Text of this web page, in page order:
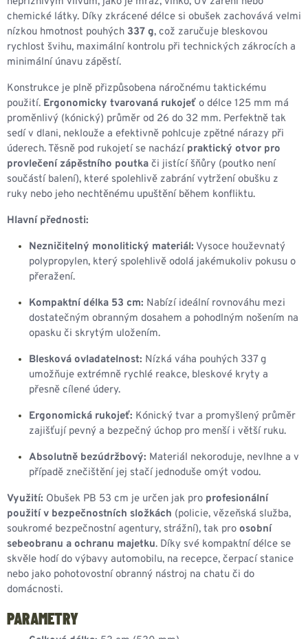
chemické látky. Díky zkrácené délce si obušek zachovává velmi
nízkou hmotnost pouhých 337 g, což zaručuje bleskovou
rychlost švihu, maximální kontrolu při technických zákrocích a
minimální únavu zápěstí.
Konstrukce je plně přizpůsobena náročnému taktickému
použití. Ergonomicky tvarovaná rukojeť o délce 125 mm má
proměnlivý (kónický) průměr od 26 do 32 mm. Perfektně tak
sedí v dlani, neklouže a efektivně pohlcuje zpětné nárazy při
úderech. Těsně pod rukojetí se nachází praktický otvor pro
provlečení zápěstního poutka či jistící šňůry (poutko není
součástí balení), které spolehlivě zabrání vytržení obušku z
ruky nebo jeho nechtěnému upuštění během konfliktu.
Hlavní přednosti:
Nezničitelný monolitický materiál: Vysoce houževnatý
polypropylen, který spolehlivě odolá jakémukoliv pokusu o
přeražení.
Kompaktní délka 53 cm: Nabízí ideální rovnováhu mezi
dostatečným obranným dosahem a pohodlným nošením na
opasku či skrytým uložením.
Blesková ovladatelnost: Nízká váha pouhých 337 g
umožňuje extrémně rychlé reakce, bleskové kryty a
přesně cílené údery.
Ergonomická rukojeť: Kónický tvar a promyšlený průměr
zajišťují pevný a bezpečný úchop pro menší i větší ruku.
Absolutně bezúdržbový: Materiál nekoroduje, nevlhne a v
případě znečištění jej stačí jednoduše omýt vodou.
Využití: Obušek PB 53 cm je určen jak pro profesionální
použití v bezpečnostních složkách (policie, vězeňská služba,
soukromé bezpečnostní agentury, strážní), tak pro osobní
sebeobranu a ochranu majetku. Díky své kompaktní délce se
skvěle hodí do výbavy automobilu, na recepce, čerpací stanice
nebo jako pohotovostní obranný nástroj na chatu či do
domácnosti.
PARAMETRY